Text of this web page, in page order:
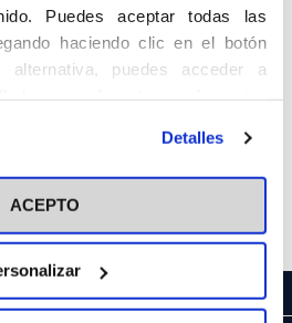
Puedes aceptar todas las
haciendo clic en el botón
alternativa, puedes acceder a
y cambiar tus preferencias
Para más información puedes
Cookies
Detalles
ACEPTO